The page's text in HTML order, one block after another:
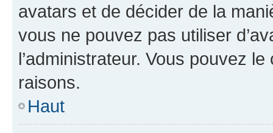
avatars et de décider de la
vous ne pouvez pas utiliser
l’administrateur. Vous pouvez
raisons.
Haut